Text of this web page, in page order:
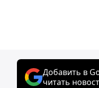
Добавить в
читать